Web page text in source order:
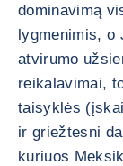
dominavimą
lygmenimis, o
atvirumo
reikalavimai,
taisyklės
ir griežtesni
kuriuos